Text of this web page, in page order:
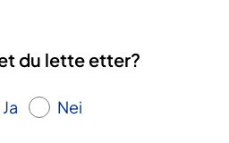
du lette etter?
Ja Nei